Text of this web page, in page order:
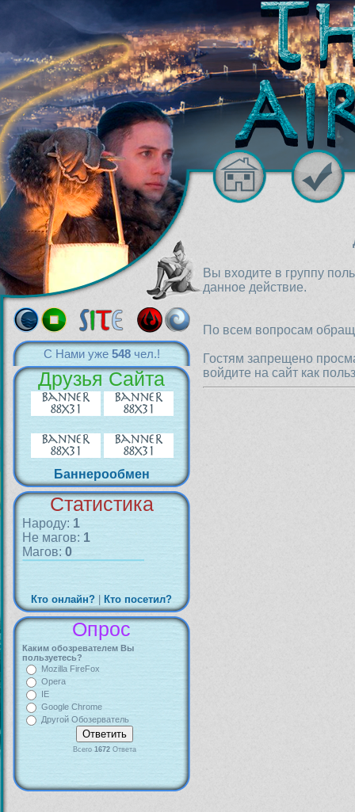
С Нами уже 548чел.!
Друзья Сайта
Баннерообмен
Статистика
Народу: 1
Не магов: 1
Магов: 0
Кто онлайн? Кто посетил?
Опрос
Каким обозревателем Вы
пользуетесь?
Mozilla FireFox
Opera
IE
Google Chrome
Другой Обозерватель
Всего 1672Ответа
Вы входите в группу
данное действие.
По всем вопросам
Гостям запрещено
войдите на сайт как